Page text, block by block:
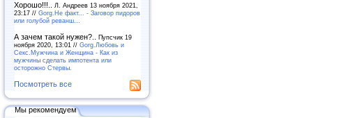
Хорошо!!!..
Л. Андреев 13 ноября 2021,
23:17 // Gorg.Не факт... - Заговор пидоров
или голубой реванш…
А зачем такой нужен?.. Пупсчик 19
ноября 2020, 13:01 // Gorg.Любовь и
Секс.Мужчина и Женщина - Как из
мужчины сделать импотента или
осторожно Стервы.
Посмотреть все
Мы рекомендуем